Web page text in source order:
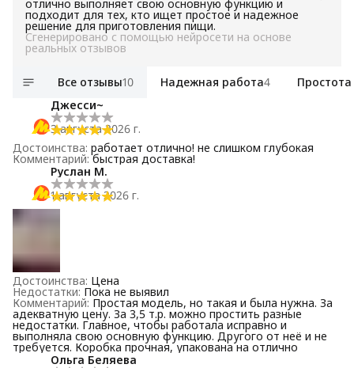
отлично выполняет свою основную функцию и
подходит для тех, кто ищет простое и надежное
решение для приготовления пищи.
Сгенерировано с помощью нейросети на основе
реальных отзывов
Все отзывы10 Надежная работа4
Джесси~
3 августа 2026 г.
Достоинства: работает отлично! не слишком глубокая
Комментарий: быстрая доставка!
Руслан М.
1 августа 2026 г.
Достоинства: Цена
Недостатки: Пока не выявил
Комментарий: Простая модель, но такая и была нужна. За
адекватную цену. За 3,5 т.р. можно простить разные
недостатки. Главное, чтобы работала исправно и
выполняла свою основную функцию. Другого от неё и не
требуется. Коробка прочная, упакована на отлично
Ольга Беляева